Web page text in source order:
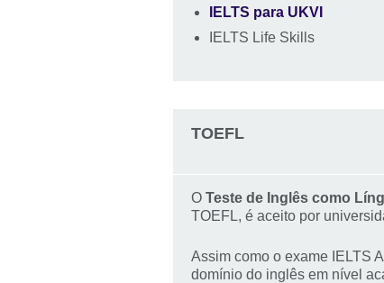
IELTS para UKVI
IELTS Life Skills
TOEFL
O Teste de Inglês como
TOEFL, é aceito por
Assim como o exame IELTS
domínio do inglês em nível